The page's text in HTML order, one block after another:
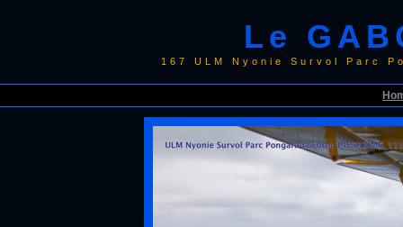
Le
167 ULM Nyonie Survol Parc